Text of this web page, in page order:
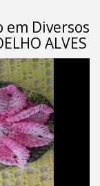
em Diversos
ALVES